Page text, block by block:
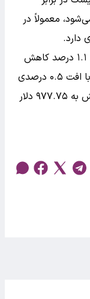
معمولاً در
دارد.
در بازار سایر فلزات گرانبها نیز، نقره نقدی با ۱.۱ درصد کاهش
به ۳۱.۸۶ دلار در هر اونس رسید. پالادیوم با افت ۰.۵ درصدی
به ۹۴۶.۴۰ دلار و پلاتین با ۰.۲ درصد افزایش به ۹۷۷.۷۵ دلار